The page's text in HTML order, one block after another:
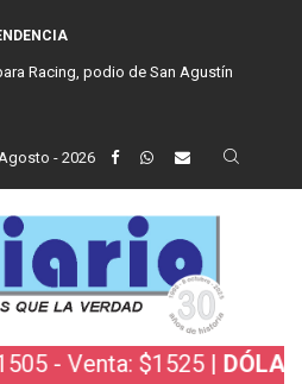
Racing, podio de San Agustín
- 2026
$1525 |DÓLAR